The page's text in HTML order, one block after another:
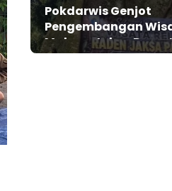
Pokdarwis Genjot
Pengembangan
Makam Jaksa
Lebak